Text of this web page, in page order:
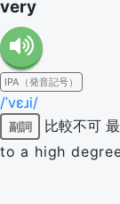
very
IPA（発音記号）
/ˈvɛɹi/
副詞 比較不可
to a high